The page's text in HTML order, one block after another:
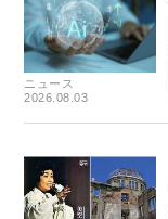
ニュース
2026.08.03